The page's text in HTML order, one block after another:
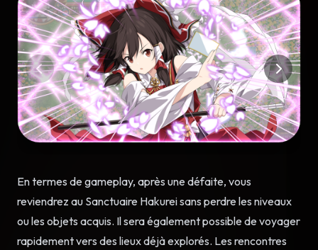
En termes de gameplay, après une défaite, vous
reviendrez au Sanctuaire Hakurei sans perdre les niveaux
ou les objets acquis. Il sera également possible de voyager
rapidement vers des lieux déjà explorés. Les rencontres